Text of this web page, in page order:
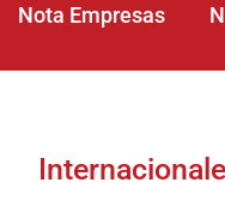
Nota Empresas